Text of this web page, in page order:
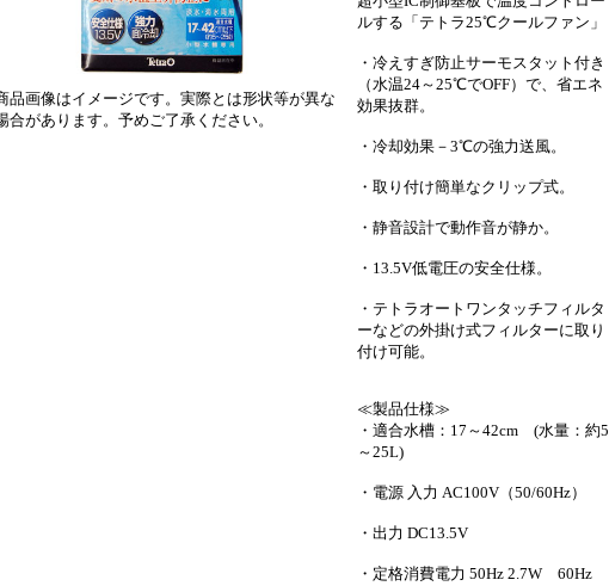
品画像はイメージです。実際とは形状等が異な
合があります。予めご了承ください。
ルする「テトラ25℃クールファン」
・冷えすぎ防止サーモスタット付き
（水温24～25℃でOFF）で、省エネ
効果抜群。
・冷却効果－3℃の強力送風。
・取り付け簡単なクリップ式。
・静音設計で動作音が静か。
・13.5V低電圧の安全仕様。
・テトラオートワンタッチフィルタ
ーなどの外掛け式フィルターに取り
付け可能。
≪製品仕様≫
・適合水槽：17～42cm (水量：約5
～25L)
・電源 入力 AC100V（50/60Hz）
・出力 DC13.5V
・定格消費電力 50Hz 2.7W 60Hz